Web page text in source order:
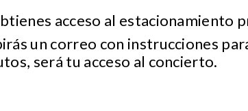
acceso al estacionamiento
un correo con instrucciones
será tu acceso al concierto.